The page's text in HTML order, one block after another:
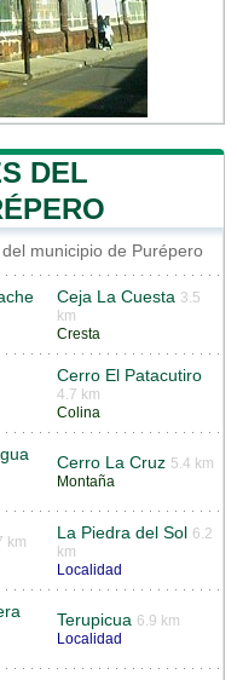
DEL
municipio de Purépero
Ceja La Cuesta 3.5
km
Cresta
Cerro El Patacutiro
4.7 km
Colina
Cerro La Cruz 5.4 km
Montaña
km
La Piedra del Sol
6.2
km
Localidad
Terupicua 6.9 km
Localidad